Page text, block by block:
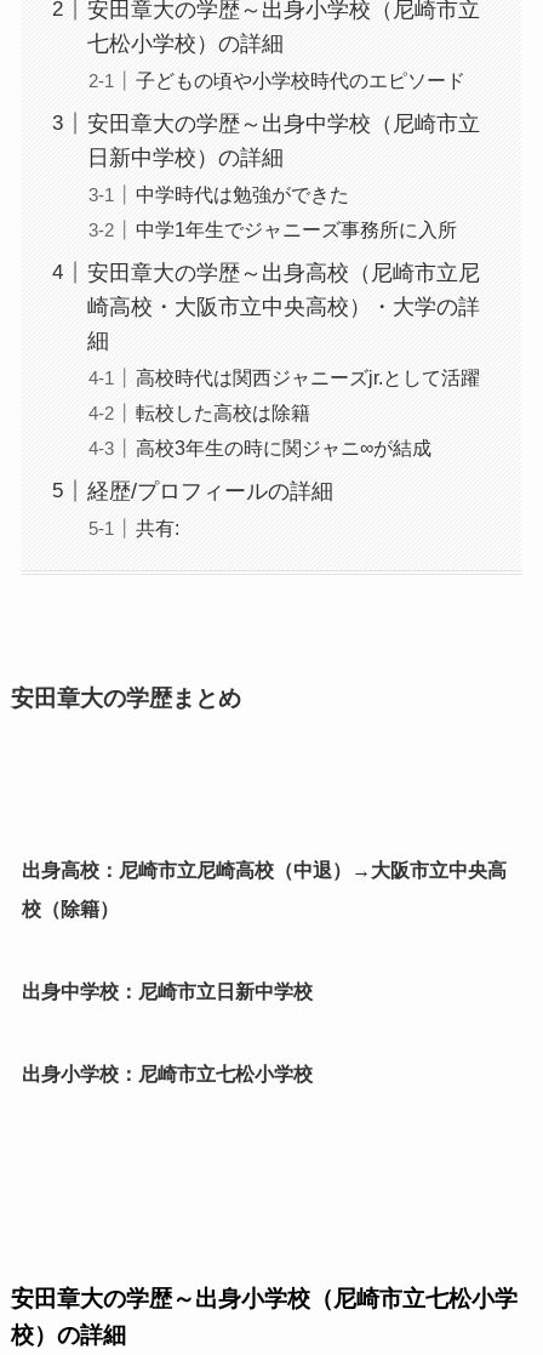
安田章大の学歴～出身小学校（尼崎市立
七松小学校）の詳細
子どもの頃や小学校時代のエピソード
安田章大の学歴～出身中学校（尼崎市立
日新中学校）の詳細
中学時代は勉強ができた
中学1年生でジャニーズ事務所に入所
安田章大の学歴～出身高校（尼崎市立尼
崎高校・大阪市立中央高校）・大学の詳
細
高校時代は関西ジャニーズjr.として活躍
転校した高校は除籍
高校3年生の時に関ジャニ∞が結成
経歴/プロフィールの詳細
共有:
安田章大の学歴まとめ
出身高校：尼崎市立尼崎高校（中退）→大阪市立中央高
校（除籍）
出身中学校：尼崎市立日新中学校
出身小学校：尼崎市立七松小学校
安田章大の学歴～出身小学校（尼崎市立七松小学
校）の詳細